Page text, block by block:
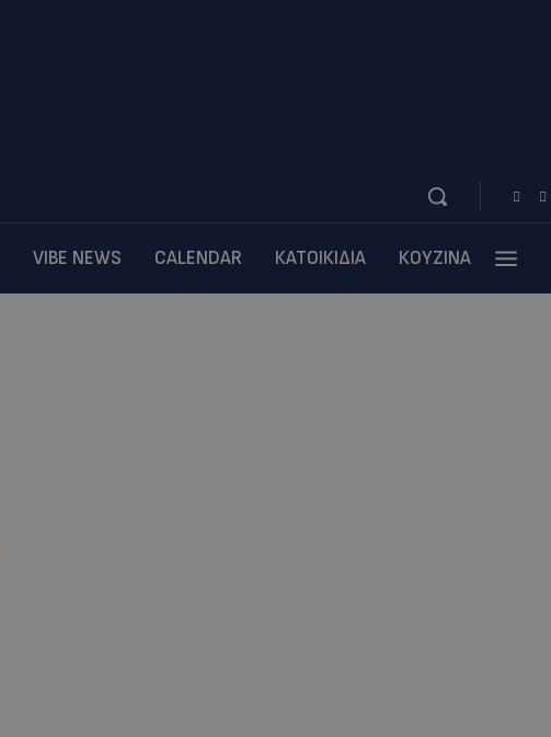
VIBE NEWS CALENDAR ΚΑΤΟΙΚΙΔΙΑ ΚΟΥΖΙΝΑ